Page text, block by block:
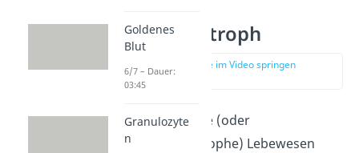
Chemoautotroph
zur Stelle im Video springen
(01:53)
Chemoautotrophe (oder
chemolithoautotrophe) Lebewesen
Goldenes
Blut
6/7 – Dauer:
03:45
Granulozyte
n